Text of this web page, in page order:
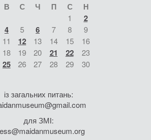
В С Ч П С Н
1 2
4 5 6 7 8
9
11 12 13 14 15
16
18 19 20 21 22
23
25 26 27 28 29
30
із загальних питань:
для ЗМІ: